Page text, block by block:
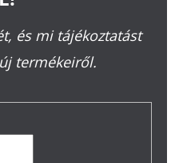
és mi tájékoztatást
termékeiről.